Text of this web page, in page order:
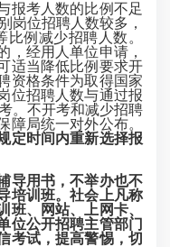
考人数的比例不足
岗位招聘人数较多，
例减少招聘人数。
，经用人单位申请，
适当降低比例要求开
资格条件为取得国家
位招聘人数与通过报
。不开考和减少招聘
障局统一对外公布。
定时间内重新选择报
导用书，不举办也不
培训班。社会上凡称
班、网站、上网卡、
位公开招聘主管部门
考试，提高警惕，切